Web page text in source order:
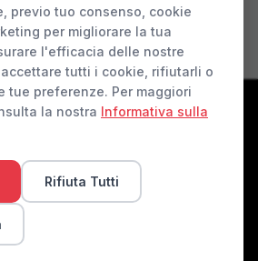
nuove e usate. Qualità,
dal 1990.
previo tuo consenso, cookie
per migliorare la tua
l'efficacia delle nostre
tutti i cookie, rifiutarli o
tue preferenze. Per maggiori
la nostra Informativa sulla
Rifiuta Tutti